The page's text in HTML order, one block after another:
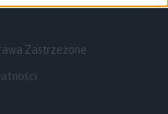
Zastrzeżone